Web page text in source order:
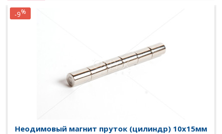
Неодимовый магнит пруток (цилиндр) 10х15мм
-9%